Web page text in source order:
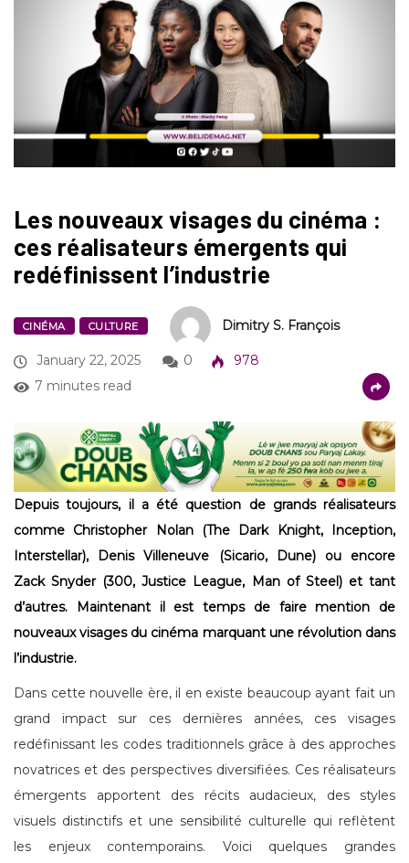
Les nouveaux visages du cinéma :
ces réalisateurs émergents qui
redéfinissent l’industrie
CINÉMA CULTURE Dimitry S. François
January 22, 2025 0
978
7 minutes read
Depuis toujours, il a été question de grands réalisateurs
comme Christopher Nolan (The Dark Knight, Inception,
Interstellar), Denis Villeneuve (Sicario, Dune) ou encore
Zack Snyder (300, Justice League, Man of Steel) et tant
d’autres. Maintenant il est temps de faire mention de
nouveaux visages du cinéma marquant une révolution dans
l’industrie.
Dans cette nouvelle ère, il en existe beaucoup ayant fait un
grand impact sur ces dernières années, ces visages
redéfinissant les codes traditionnels grâce à des approches
novatrices et des perspectives diversifiées. Ces réalisateurs
émergents apportent des récits audacieux, des styles
visuels distinctifs et une sensibilité culturelle qui reflètent
les enjeux contemporains. Voici quelques grandes